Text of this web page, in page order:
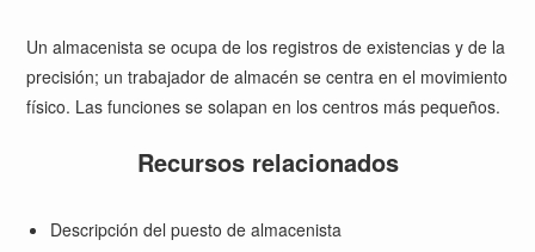
Un almacenista se ocupa de los registros de existencias y de la
precisión; un trabajador de almacén se centra en el movimiento
físico. Las funciones se solapan en los centros más pequeños.
Recursos relacionados
Descripción del puesto de almacenista